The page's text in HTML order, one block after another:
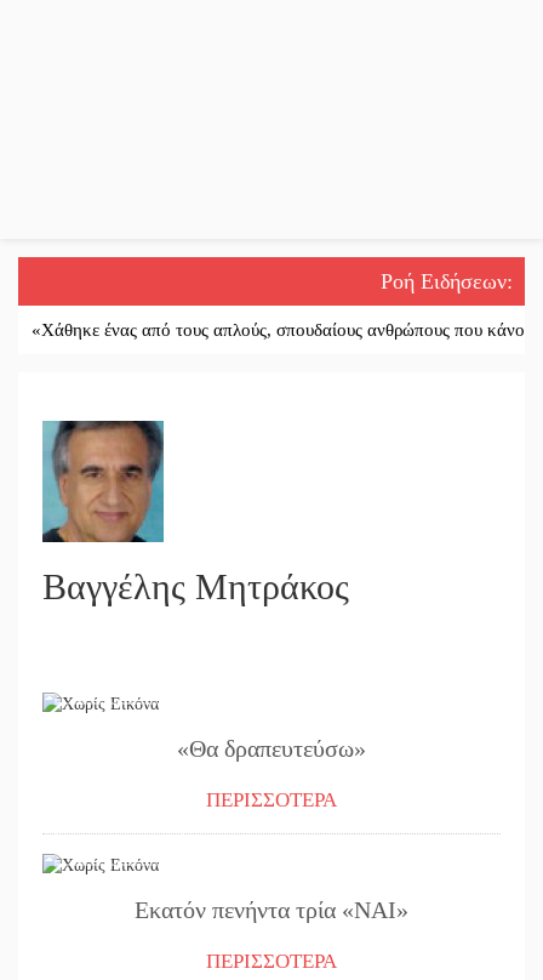
Ροή Ειδήσεων:
ένας από τους απλούς, σπουδαίους ανθρώπους που κάνουν τον
Βαγγέλης Μητράκος
«Θα δραπευτεύσω»
ΠΕΡΙΣΣΟΤΕΡΑ
Εκατόν πενήντα τρία «ΝΑΙ»
ΠΕΡΙΣΣΟΤΕΡΑ